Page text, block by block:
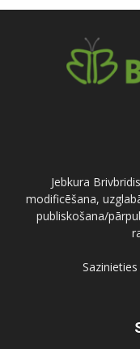
Jebkura
modificēšana,
publiskošana/